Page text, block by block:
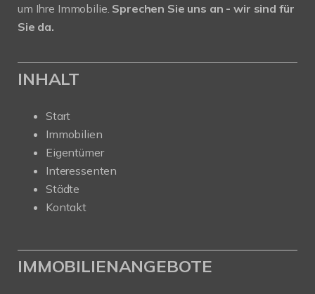
um Ihre Immobilie. Sprechen Sie uns an - wir sind für
Sie da.
INHALT
Start
Immobilien
Eigentümer
Interessenten
Städte
Kontakt
IMMOBILIENANGEBOTE